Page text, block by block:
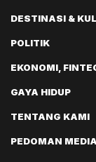
DESTINASI &
POLITIK
EKONOMI,
GAYA HIDUP
TENTANG KAMI
PEDOMAN